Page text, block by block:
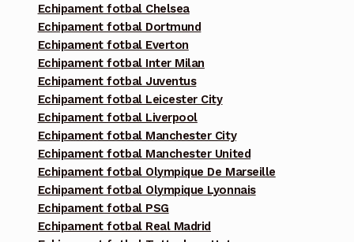
Echipament fotbal Chelsea
Echipament fotbal Dortmund
Echipament fotbal Everton
Echipament fotbal Inter Milan
Echipament fotbal Juventus
Echipament fotbal Leicester City
Echipament fotbal Liverpool
Echipament fotbal Manchester City
Echipament fotbal Manchester United
Echipament fotbal Olympique De Marseille
Echipament fotbal Olympique Lyonnais
Echipament fotbal PSG
Echipament fotbal Real Madrid